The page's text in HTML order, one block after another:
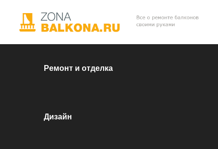
Ремонт и отделка
Дизайн